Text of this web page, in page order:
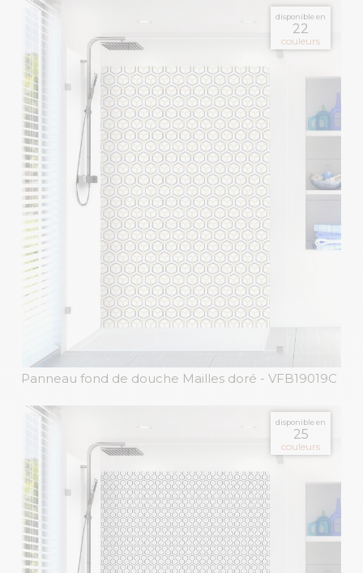
disponible en
22
couleurs
Panneau fond de douche Mailles doré - VFB19019C
disponible en
25
couleurs